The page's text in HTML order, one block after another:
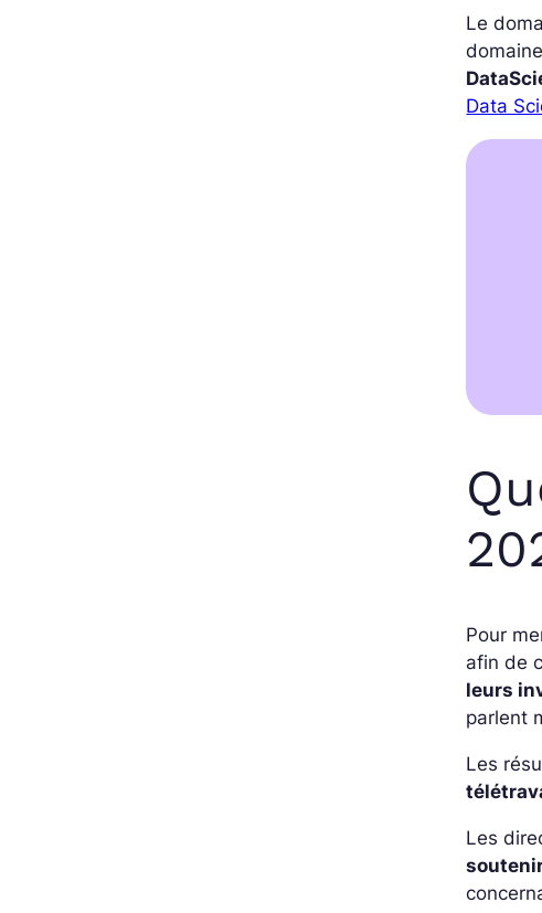
Le
Data
Pour
afin de
leurs
parlent
Les
Les